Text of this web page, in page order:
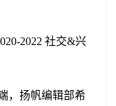
交&兴
，扬帆编辑部希